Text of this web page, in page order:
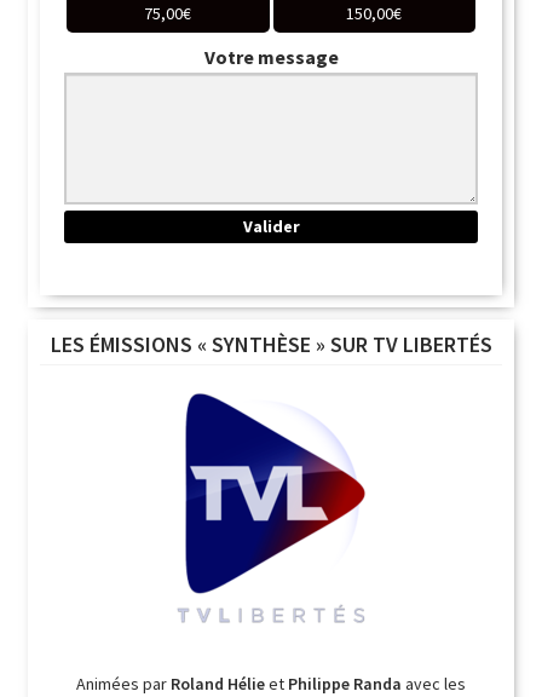
75,00€ 150,00€
Votre message
LES ÉMISSIONS « SYNTHÈSE » SUR TV LIBERTÉS
Animées par Roland Hélieet Philippe Randa avec les